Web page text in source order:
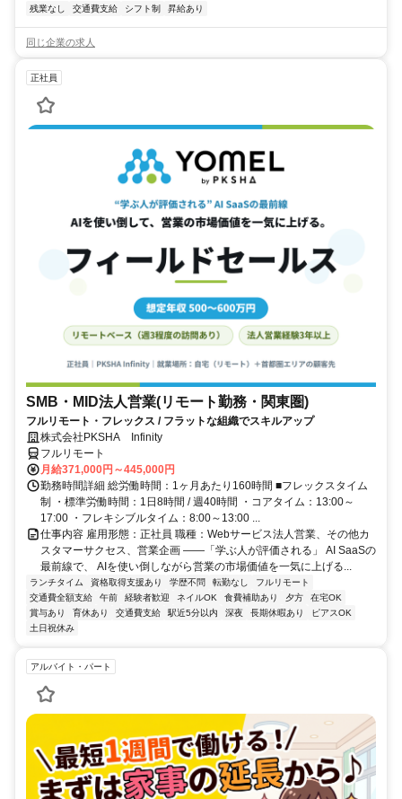
残業なし 交通費支給 シフト制 昇給あり
同じ企業の求人
正社員
SMB・MID法人営業(リモート勤務・関東圏)
フルリモート・フレックス / フラットな組織でスキルアップ
株式会社PKSHA Infinity
フルリモート
月給371,000円～445,000円
勤務時間詳細 総労働時間：1ヶ月あたり160時間 ■フレックスタイム
制 ・標準労働時間：1日8時間 / 週40時間 ・コアタイム：13:00～
17:00 ・フレキシブルタイム：8:00～13:00 ...
仕事内容 雇用形態：正社員 職種：Webサービス法人営業、その他カ
スタマーサクセス、営業企画 ――「学ぶ人が評価される」 AI SaaSの
最前線で、 AIを使い倒しながら営業の市場価値を一気に上げる...
ランチタイム 資格取得支援あり 学歴不問 転勤なし
フルリモート
交通費全額支給
午前 経験者歓迎 ネイルOK 食費補助あり 夕方
在宅OK
賞与あり
育休あり 交通費支給 駅近5分以内 深夜 長期休暇あり
ピアスOK
土日祝休み
アルバイト・パート